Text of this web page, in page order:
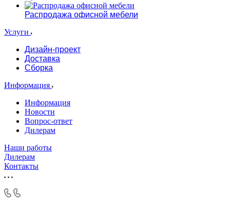
Распродажа офисной мебели
Услуги
Дизайн-проект
Доставка
Сборка
Информация
Информация
Новости
Вопрос-ответ
Дилерам
Наши работы
Дилерам
Контакты